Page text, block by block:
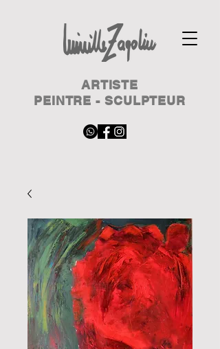
ARTISTE
PEINTRE - SCULPTEUR